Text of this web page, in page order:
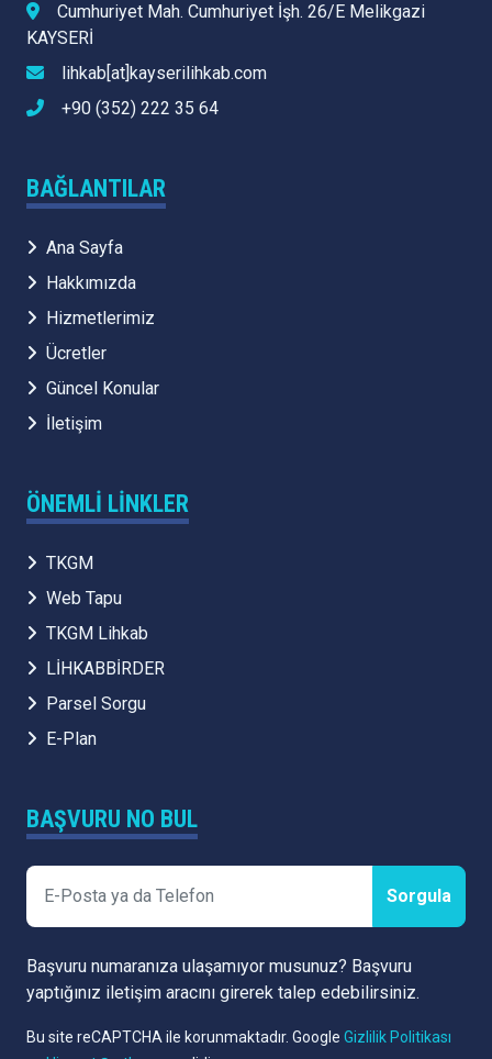
Cumhuriyet Mah. Cumhuriyet İşh. 26/E Melikgazi
KAYSERİ
lihkab[at]kayserilihkab.com
+90 (352) 222 35 64
BAĞLANTILAR
Ana Sayfa
Hakkımızda
Hizmetlerimiz
Ücretler
Güncel Konular
İletişim
ÖNEMLI LINKLER
TKGM
Web Tapu
TKGM Lihkab
LİHKABBİRDER
Parsel Sorgu
E-Plan
BAŞVURU NO BUL
Sorgula
Başvuru numaranıza ulaşamıyor musunuz? Başvuru
yaptığınız iletişim aracını girerek talep edebilirsiniz.
Bu site reCAPTCHA ile korunmaktadır. Google Gizlilik Politikası